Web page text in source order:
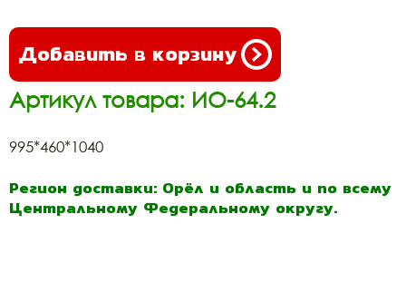
Добавить в корзину
Артикул товара: ИО-64.2
995*460*1040
Регион доставки: Орёл и область и по всему
Центральному Федеральному округу.